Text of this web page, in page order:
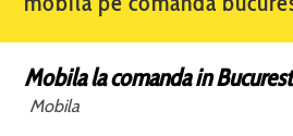
Mobila la comanda in
Mobila